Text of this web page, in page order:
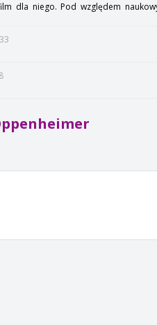
dla niego. Pod względem